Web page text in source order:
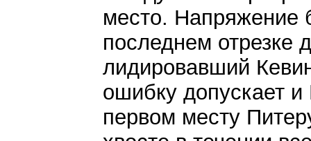
место. Напряжение
последнем отрезке
лидировавший
ошибку допускает
первом месту